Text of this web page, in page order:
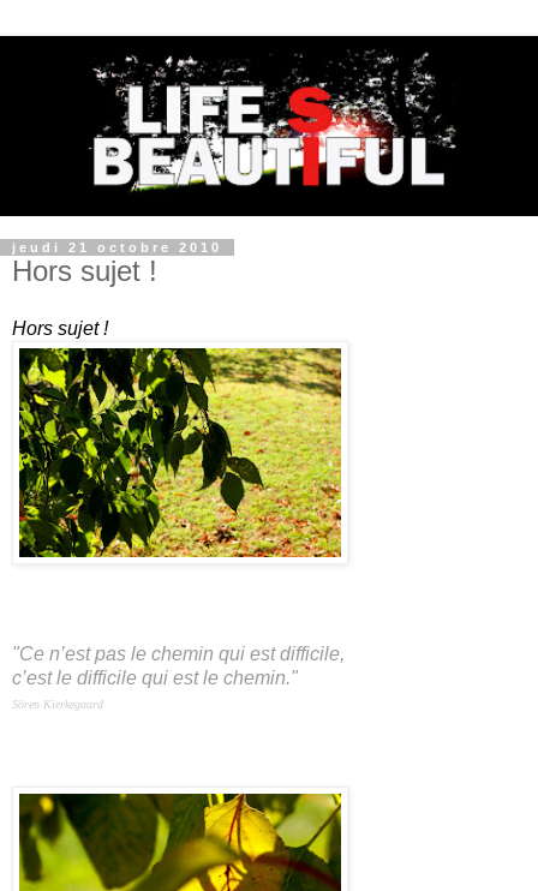
jeudi 21 octobre 2010
Hors sujet !
Hors sujet !
"Ce n’est pas le chemin qui est difficile,
c’est le difficile qui est le chemin."
Sören Kierkegaard